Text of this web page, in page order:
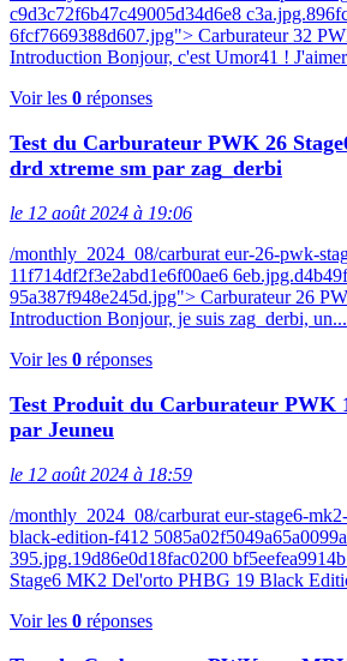
c9d3c72f6b47c49005d34d6e8
6fcf7669388d607.jpg"> Carburateur 32
Introduction Bonjour, c'est Umor41 !
Voir les 0 réponses
Test du Carburateur PWK 26
drd xtreme sm par zag_derbi
le 12 août 2024 à 19:06
/monthly_2024_08/carburat eur-26-pwk-
11f714df2f3e2abd1e6f00ae6
95a387f948e245d.jpg"> Carburateur 26
Introduction Bonjour, je suis zag_derbi, un...
Voir les 0 réponses
Test Produit du Carburateur PWK
par Jeuneu
le 12 août 2024 à 18:59
/monthly_2024_08/carburat eur-stage6-
black-edition-f412
395.jpg.19d86e0d18fac0200
Stage6 MK2 Del'orto PHBG 19 Black
Voir les 0 réponses